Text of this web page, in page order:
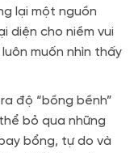
lại một nguồn
diện cho niềm vui
muốn nhìn thấy
độ “bồng bềnh”
bỏ qua những
bổng, tự do và